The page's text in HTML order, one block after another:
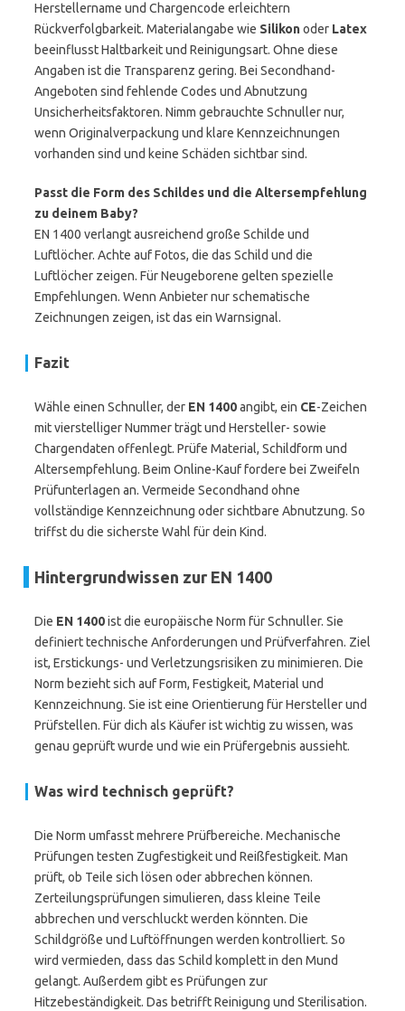
Herstellername und Chargencode erleichtern
Rückverfolgbarkeit. Materialangabe wie Silikonoder Latex
beeinflusst Haltbarkeit und Reinigungsart. Ohne diese
Angaben ist die Transparenz gering. Bei Secondhand-
Angeboten sind fehlende Codes und Abnutzung
Unsicherheitsfaktoren. Nimm gebrauchte Schnuller nur,
wenn Originalverpackung und klare Kennzeichnungen
vorhanden sind und keine Schäden sichtbar sind.
Passt die Form des Schildes und die Altersempfehlung
zu deinem Baby?
EN 1400 verlangt ausreichend große Schilde und
Luftlöcher. Achte auf Fotos, die das Schild und die
Luftlöcher zeigen. Für Neugeborene gelten spezielle
Empfehlungen. Wenn Anbieter nur schematische
Zeichnungen zeigen, ist das ein Warnsignal.
Fazit
Wähle einen Schnuller, der EN 1400angibt, ein CE-Zeichen
mit vierstelliger Nummer trägt und Hersteller- sowie
Chargendaten offenlegt. Prüfe Material, Schildform und
Altersempfehlung. Beim Online-Kauf fordere bei Zweifeln
Prüfunterlagen an. Vermeide Secondhand ohne
vollständige Kennzeichnung oder sichtbare Abnutzung. So
triffst du die sicherste Wahl für dein Kind.
Hintergrundwissen zur EN 1400
Die EN 1400ist die europäische Norm für Schnuller. Sie
definiert technische Anforderungen und Prüfverfahren. Ziel
ist, Erstickungs- und Verletzungsrisiken zu minimieren. Die
Norm bezieht sich auf Form, Festigkeit, Material und
Kennzeichnung. Sie ist eine Orientierung für Hersteller und
Prüfstellen. Für dich als Käufer ist wichtig zu wissen, was
genau geprüft wurde und wie ein Prüfergebnis aussieht.
Was wird technisch geprüft?
Die Norm umfasst mehrere Prüfbereiche. Mechanische
Prüfungen testen Zugfestigkeit und Reißfestigkeit. Man
prüft, ob Teile sich lösen oder abbrechen können.
Zerteilungsprüfungen simulieren, dass kleine Teile
abbrechen und verschluckt werden könnten. Die
Schildgröße und Luftöffnungen werden kontrolliert. So
wird vermieden, dass das Schild komplett in den Mund
gelangt. Außerdem gibt es Prüfungen zur
Hitzebeständigkeit. Das betrifft Reinigung und Sterilisation.